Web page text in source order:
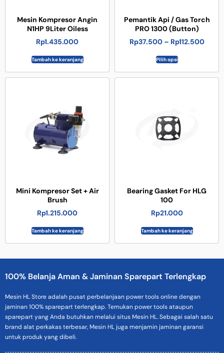
Mesin Kompresor Angin
N1HP 9Liter Oiless
Rp1.435.000
Tambah ke keranjang
Pemantik Api / Gas Torch
PRO 1300 (Button)
Rp37.500 – Rp112.500
Pilih opsi
Mini Kompresor Set + Air
Brush
Rp1.215.000
Tambah ke keranjang
Bearing Gasket For HLG
100
Rp21.000
Tambah ke keranjang
100% Belanja Aman & Jaminan Sparepart Terlengkap
Mesin HL Store adalah pusat perbelanjaan power tools online dengan
jaminan 100% sparepart terlengkap. Temukan power tools ataupun
sparepart yang Anda butuhkan melalui situs Mesin HL. Sebagai salah satu
brand alat perkakas terbesar, Mesin HL juga menjamin jaminan garansi
untuk produk yang dibeli.